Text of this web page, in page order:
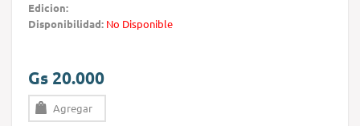
Edicion:
Disponibilidad: No Disponible
Gs 20.000
Agregar